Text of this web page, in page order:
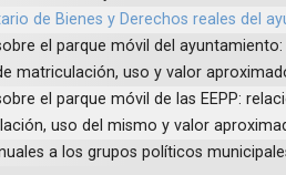
de Bienes y Derechos reales del
el parque móvil del
matriculación, uso y valor
el parque móvil de las EEPP:
uso del mismo y valor
a los grupos políticos